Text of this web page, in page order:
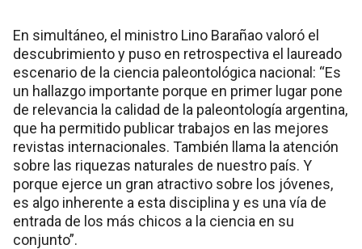
En simultáneo, el ministro Lino Barañao valoró el
descubrimiento y puso en retrospectiva el laureado
escenario de la ciencia paleontológica nacional: “Es
un hallazgo importante porque en primer lugar pone
de relevancia la calidad de la paleontología argentina,
que ha permitido publicar trabajos en las mejores
revistas internacionales. También llama la atención
sobre las riquezas naturales de nuestro país. Y
porque ejerce un gran atractivo sobre los jóvenes,
es algo inherente a esta disciplina y es una vía de
entrada de los más chicos a la ciencia en su
conjunto”.